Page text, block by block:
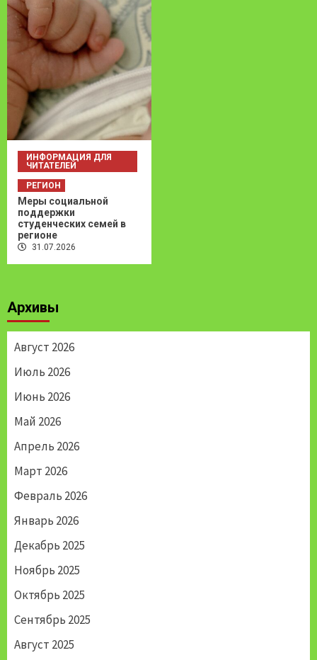
ИНФОРМАЦИЯ ДЛЯ
ЧИТАТЕЛЕЙ
РЕГИОН
Меры социальной
поддержки
студенческих семей в
регионе
31.07.2026
Архивы
Август 2026
Июль 2026
Июнь 2026
Май 2026
Апрель 2026
Март 2026
Февраль 2026
Январь 2026
Декабрь 2025
Ноябрь 2025
Октябрь 2025
Сентябрь 2025
Август 2025